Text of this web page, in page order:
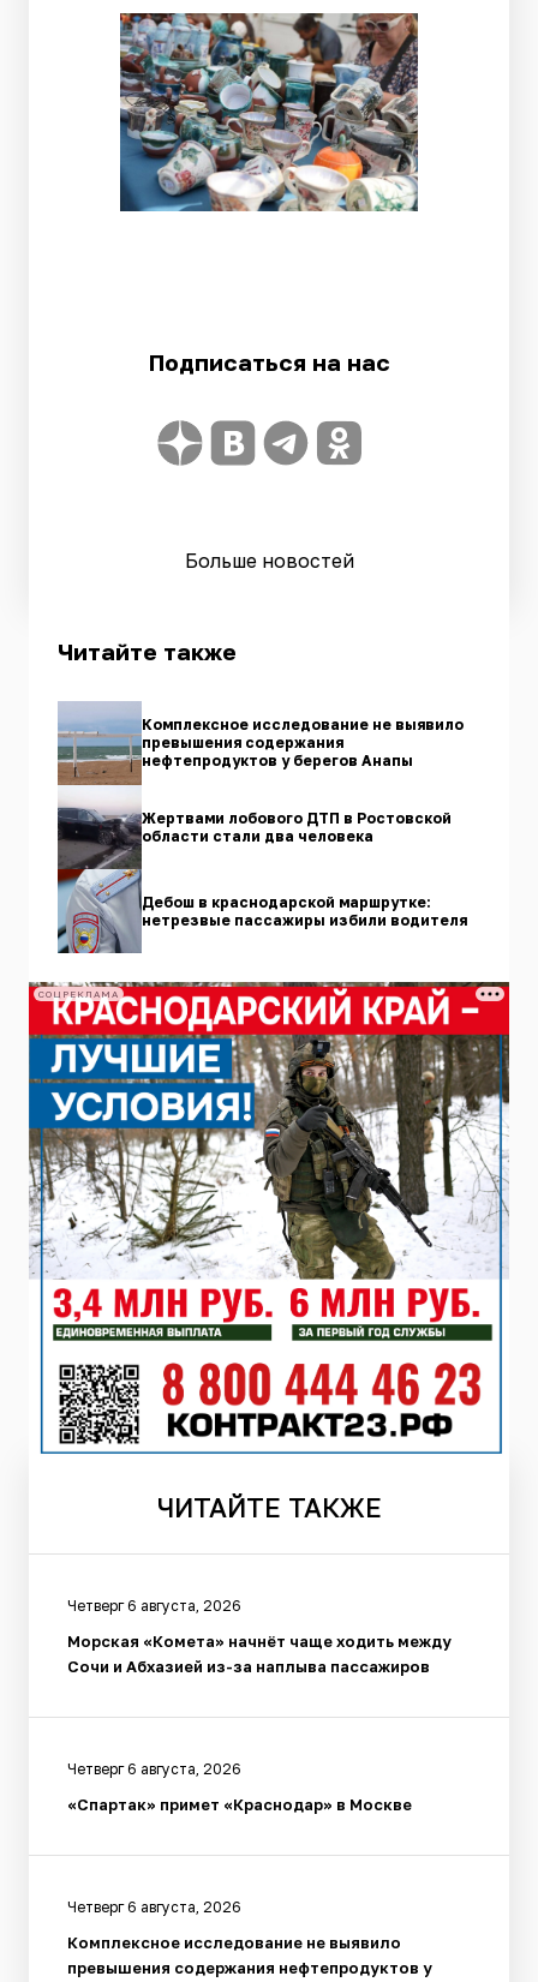
Подписаться на нас
Больше новостей
Читайте также
Комплексное исследование не выявило
превышения содержания
нефтепродуктов у берегов Анапы
Жертвами лобового ДТП в Ростовской
области стали два человека
Дебош в краснодарской маршрутке:
нетрезвые пассажиры избили водителя
СОЦРЕКЛАМА
ЧИТАЙТЕ ТАКЖЕ
Четверг 6 августа, 2026
Морская «Комета» начнёт чаще ходить между
Сочи и Абхазией из-за наплыва пассажиров
Четверг 6 августа, 2026
«Спартак» примет «Краснодар» в Москве
Четверг 6 августа, 2026
Комплексное исследование не выявило
превышения содержания нефтепродуктов у